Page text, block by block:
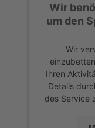
Wir
um den
Wir
Ihren
Details
des Service